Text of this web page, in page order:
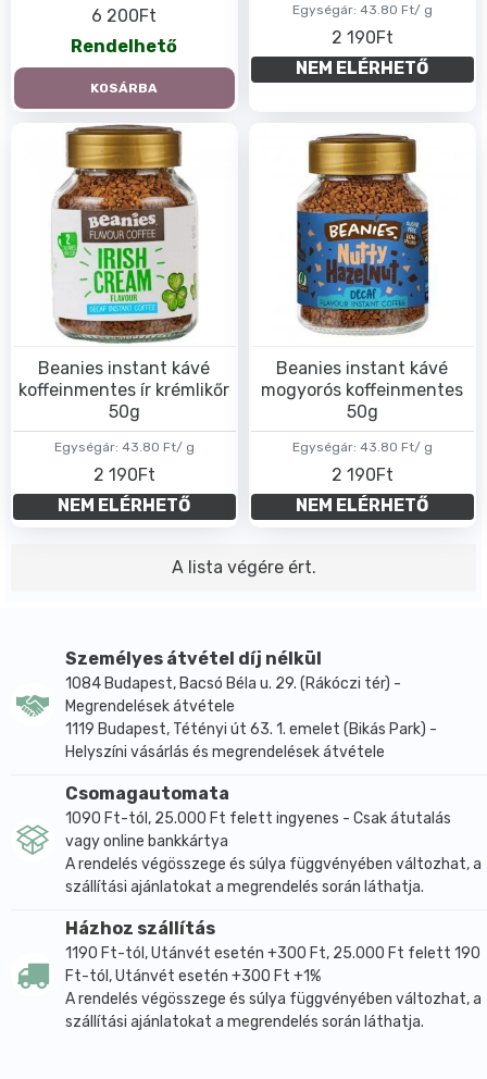
6 200Ft
Rendelhető
KOSÁRBA
Egységár: 43.80 Ft/ g
2 190Ft
NEM ELÉRHETŐ
Egységár: 43.80 Ft/ g
Beanies instant kávé
koffeinmentes ír krémlikőr
50g
2 190Ft
NEM ELÉRHETŐ
Egységár: 43.80 Ft/ g
Beanies instant kávé
mogyorós koffeinmentes
50g
2 190Ft
NEM ELÉRHETŐ
A lista végére ért.
Személyes átvétel díj nélkül
1084 Budapest, Bacsó Béla u. 29. (Rákóczi tér) -
Megrendelések átvétele
1119 Budapest, Tétényi út 63. 1. emelet (Bikás Park) -
Helyszíni vásárlás és megrendelések átvétele
Csomagautomata
1090 Ft-tól, 25.000 Ft felett ingyenes - Csak átutalás
vagy online bankkártya
A rendelés végösszege és súlya függvényében változhat, a
szállítási ajánlatokat a megrendelés során láthatja.
Házhoz szállítás
1190 Ft-tól, Utánvét esetén +300 Ft, 25.000 Ft felett 190
Ft-tól, Utánvét esetén +300 Ft +1%
A rendelés végösszege és súlya függvényében változhat, a
szállítási ajánlatokat a megrendelés során láthatja.